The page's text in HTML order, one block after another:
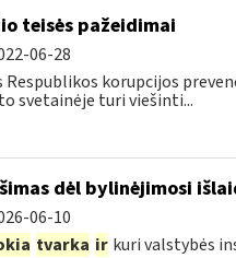
teisės pažeidimai
06-28
Respublikos korupcijos
svetainėje turi viešinti...
dėl bylinėjimosi
06-10
tvarka ir kuri valstybės